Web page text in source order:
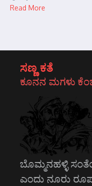
Read More
ಸಣ್ಣ ಕತೆ
ಕೂನನ ಮಗಳು
ಬೊಮ್ಮನಹಳ್ಳಿ
ಎಂದು ನೂರು